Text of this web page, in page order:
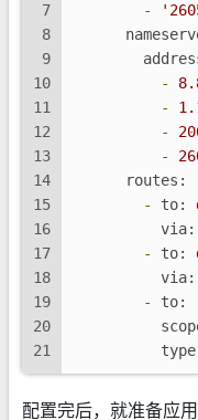
7
8
9
10
11
12
13
14
15
16
17
18
19
20
21
-
-
-
-
-
routes:
-
to:
via:
-
to:
via:
-
to:
配置完后，就准备应